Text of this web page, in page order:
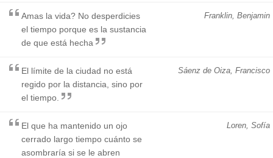
Franklin, Benjamin
Amas la vida? No desperdicies
el tiempo porque es la sustancia
de que está hecha
Sáenz de Oiza, Francisco
El límite de la ciudad no está
regido por la distancia, sino por
el tiempo.
Loren, Sofía
El que ha mantenido un ojo
cerrado largo tiempo cuánto se
asombraría si se le abren